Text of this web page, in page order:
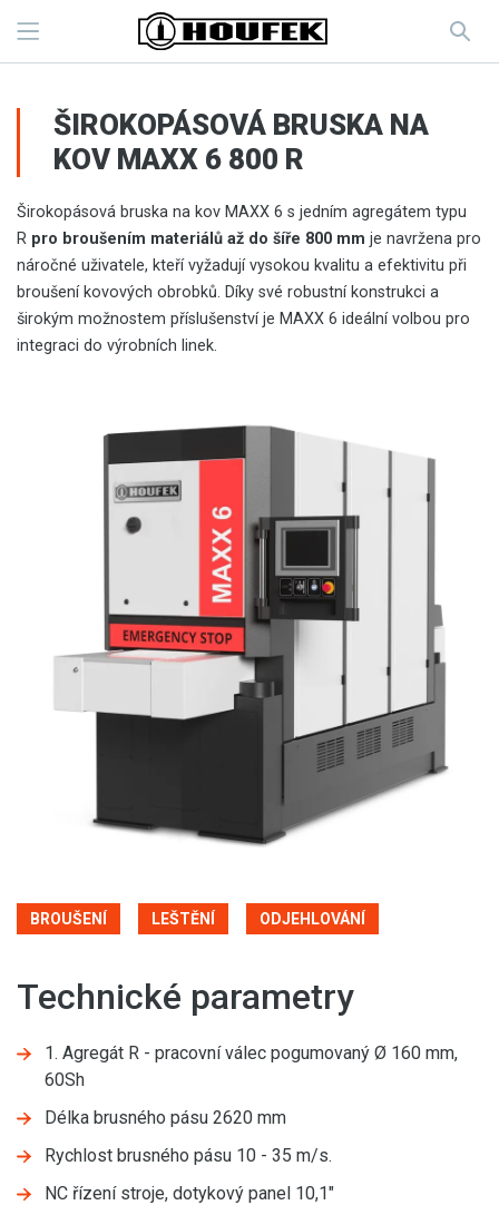
ŠIROKOPÁSOVÁ BRUSKA NA
KOV MAXX 6 800 R
Širokopásová bruska na kov MAXX 6 s jedním agregátem typu
R pro broušením materiálů až do šíře 800 mm je navržena pro
náročné uživatele, kteří vyžadují vysokou kvalitu a efektivitu při
broušení kovových obrobků. Díky své robustní konstrukci a
širokým možnostem příslušenství je MAXX 6 ideální volbou pro
integraci do výrobních linek.
BROUŠENÍ LEŠTĚNÍ ODJEHLOVÁNÍ
Technické parametry
1. Agregát R - pracovní válec pogumovaný Ø 160 mm,
60Sh
Délka brusného pásu 2620 mm
Rychlost brusného pásu 10 - 35 m/s.
NC řízení stroje, dotykový panel 10,1"